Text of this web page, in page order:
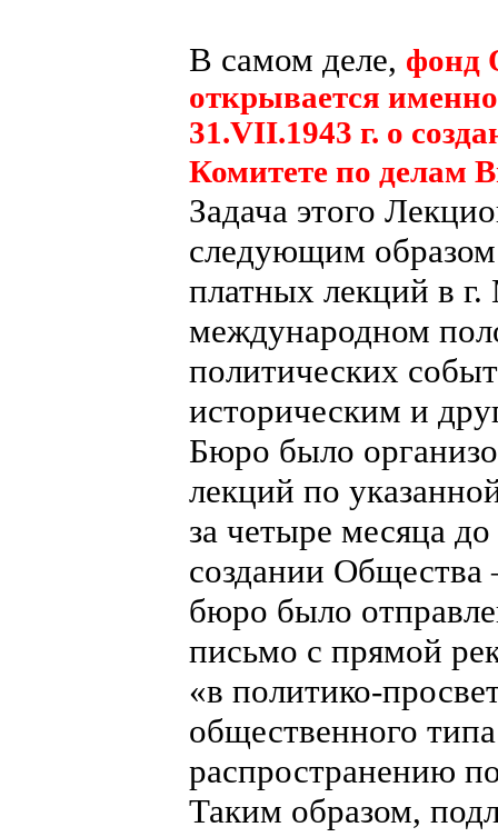
В самом деле, фонд
открывается
31.VII.1943 г. о
Комитете по
Задача этого
следующим
платных лекций в
международном
политических
историческим и
Бюро было
лекций по
за четыре месяца
создании Общества
бюро было
письмо с прямой
«в политико-
общественного
распространению
Таким образом,